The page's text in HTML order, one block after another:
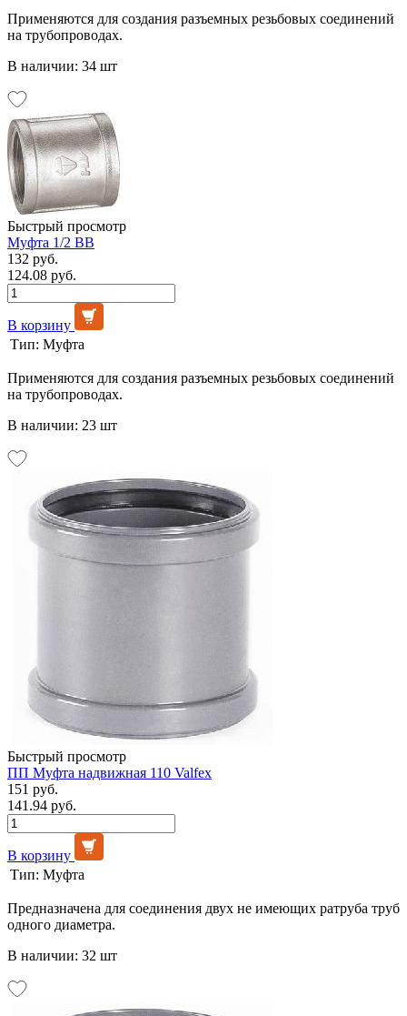
Применяются для создания разъемных резьбовых соединений
на трубопроводах.
В наличии: 34 шт
Быстрый просмотр
Муфта 1/2 ВВ
132 руб.
124.08 руб.
В корзину
Тип: Муфта
Применяются для создания разъемных резьбовых соединений
на трубопроводах.
В наличии: 23 шт
Быстрый просмотр
ПП Муфта надвижная 110 Valfex
151 руб.
141.94 руб.
В корзину
Тип: Муфта
Предназначена для соединения двух не имеющих ратруба труб
одного диаметра.
В наличии: 32 шт